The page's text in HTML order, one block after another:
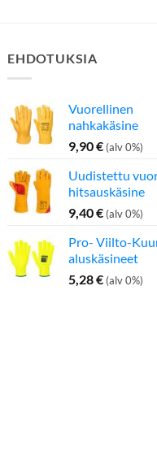
EHDOTUKSIA
Vuorellinen
nahkakäsine
9,90€ (alv 0%)
Uudistettu
hitsauskäsine
9,40€ (alv 0%)
Pro- Viilto-
aluskäsineet
5,28€ (alv 0%)